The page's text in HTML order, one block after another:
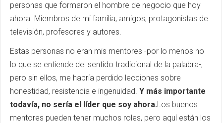
personas que formaron el hombre de negocio que hoy
ahora. Miembros de mi familia, amigos, protagonistas de
televisión, profesores y autores.
Estas personas no eran mis mentores -por lo menos no
lo que se entiende del sentido tradicional de la palabra-,
pero sin ellos, me habría perdido lecciones sobre
honestidad, resistencia e ingenuidad. Y más importante
todavía, no sería el líder que soy ahora.Los buenos
mentores pueden tener muchos roles, pero aquí están los